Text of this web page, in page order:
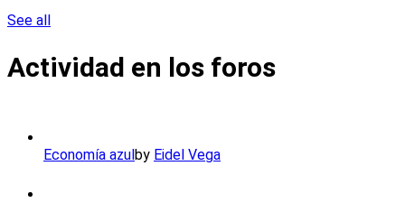
See all
Actividad en los foros
Economía azulby Eidel Vega